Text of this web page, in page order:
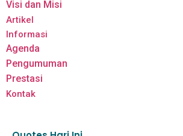
Visi dan Misi
Artikel
Informasi
Agenda
Pengumuman
Prestasi
Kontak